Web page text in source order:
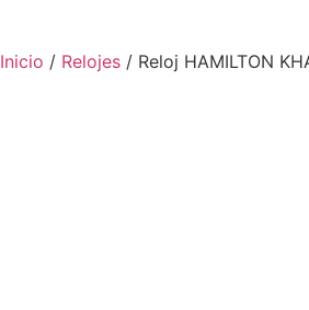
Inicio / Relojes / Reloj HAMILTON